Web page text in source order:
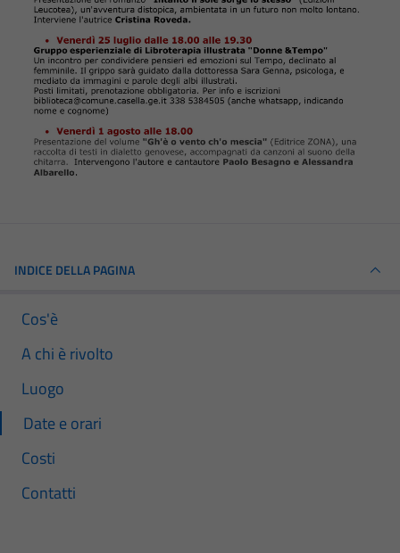
INDICE DELLA PAGINA
Cos'è
A chi è rivolto
Luogo
Date e orari
Costi
Contatti